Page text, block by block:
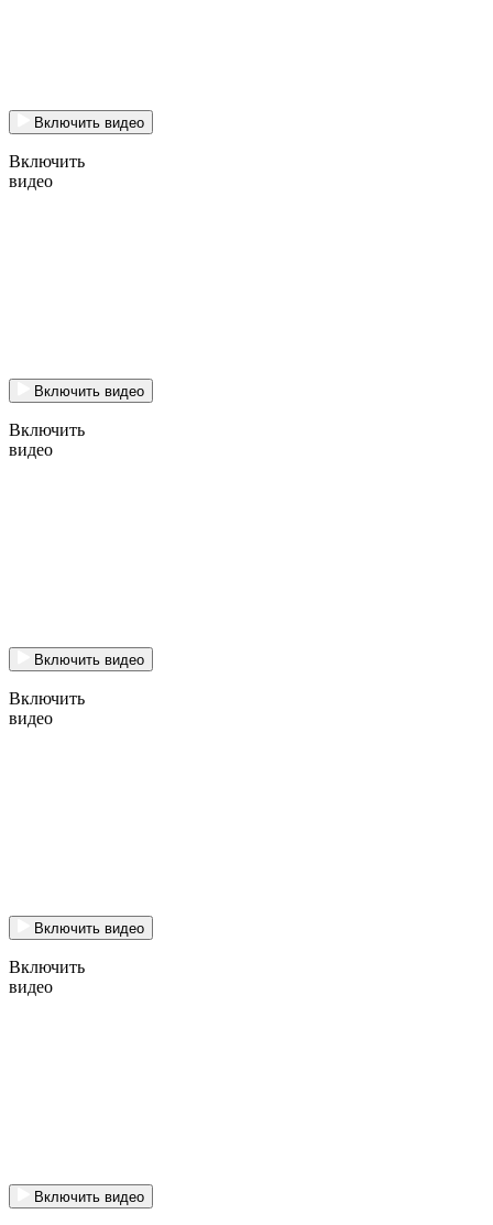
Включить видео
Включить
видео
Включить видео
Включить
видео
Включить видео
Включить
видео
Включить видео
Включить
видео
Включить видео